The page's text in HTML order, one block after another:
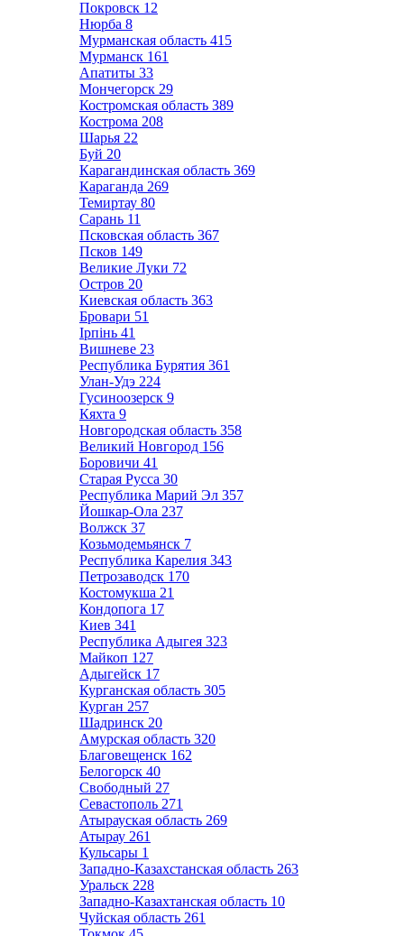
Покровск 12
Нюрба 8
Мурманская область 415
Мурманск 161
Апатиты 33
Мончегорск 29
Костромская область 389
Кострома 208
Шарья 22
Буй 20
Карагандинская область 369
Караганда 269
Темиртау 80
Сарань 11
Псковская область 367
Псков 149
Великие Луки 72
Остров 20
Киевская область 363
Бровари 51
Ірпінь 41
Вишневе 23
Республика Бурятия 361
Улан-Удэ 224
Гусиноозерск 9
Кяхта 9
Новгородская область 358
Великий Новгород 156
Боровичи 41
Старая Русса 30
Республика Марий Эл 357
Йошкар-Ола 237
Волжск 37
Козьмодемьянск 7
Республика Карелия 343
Петрозаводск 170
Костомукша 21
Кондопога 17
Киев 341
Республика Адыгея 323
Майкоп 127
Адыгейск 17
Курганская область 305
Курган 257
Шадринск 20
Амурская область 320
Благовещенск 162
Белогорск 40
Свободный 27
Севастополь 271
Атырауская область 269
Атырау 261
Кульсары 1
Западно-Казахстанская область 263
Уральск 228
Западно-Казахтанская область 10
Чуйская область 261